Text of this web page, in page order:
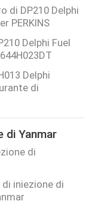
di DP210 Delphi
PERKINS
Delphi Fuel
Delphi
di
di Yanmar
di
di iniezione di